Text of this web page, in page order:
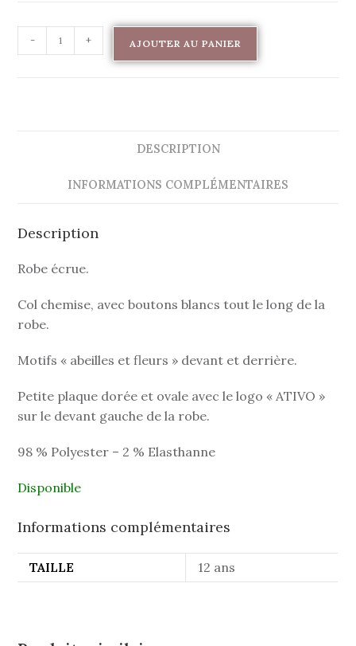
- + AJOUTER AU PANIER
DESCRIPTION
INFORMATIONS COMPLÉMENTAIRES
Description
Robe écrue.
Col chemise, avec boutons blancs tout le long de la
robe.
Motifs « abeilles et fleurs » devant et derrière.
Petite plaque dorée et ovale avec le logo « ATIVO »
sur le devant gauche de la robe.
98 % Polyester – 2 % Elasthanne
Disponible
Informations complémentaires
TAILLE 12 ans